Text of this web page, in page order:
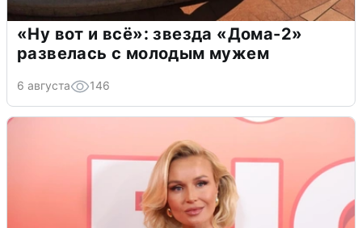
«Ну вот и всё»: звезда «Дома-2»
развелась с молодым мужем
6 августа 146